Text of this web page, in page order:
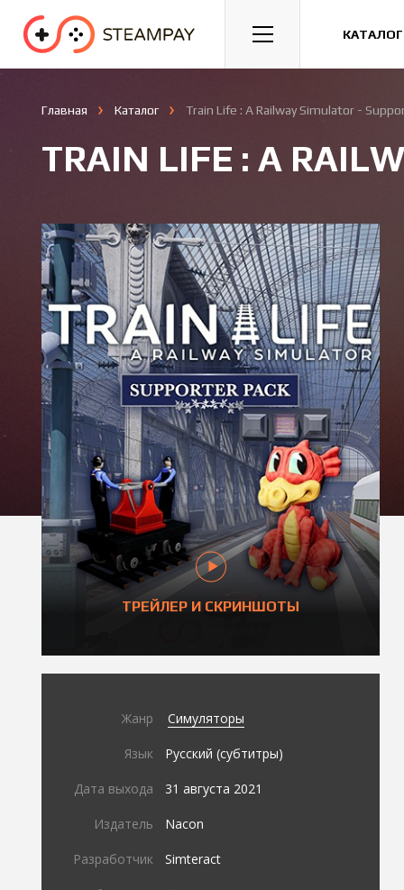
Спорт Гонки Казуальные
Главная Каталог Train Life : A Railway Simulator -
TRAIN LIFE : A
ТРЕЙЛЕР И СКРИНШОТЫ
Жанр Симуляторы
Язык Русский (субтитры)
Дата выхода 31 августа 2021
Издатель Nacon
Разработчик Simteract